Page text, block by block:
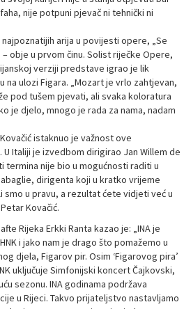
nije potpuni pjevač ni tehnički ni
arija u povijesti opere, „Se
– obje u prvom činu. Solist riječke Opere,
verziji predstave igrao je lik
na ulozi Figara. „Mozart je vrlo zahtjevan,
pod tušem pjevati, ali svaka koloratura
je djelo, mnogo je rada za nama, nadam
istaknuo je važnost ove
Italiji je izvedbom dirigirao Jan Willem de
termina nije bio u mogućnosti raditi u
dirigenta koji u kratko vrijeme
smo u pravu, a rezultat ćete vidjeti već u
Kovačić.
Rijeka Erkki Ranta kazao je: „INA je
i jako nam je drago što pomažemo u
djela, Figarov pir. Osim ‘Figarovog pira’
uključuje Simfonijski koncert Čajkovski,
sezonu. INA godinama podržava
u Rijeci. Takvo prijateljstvo nastavljamo